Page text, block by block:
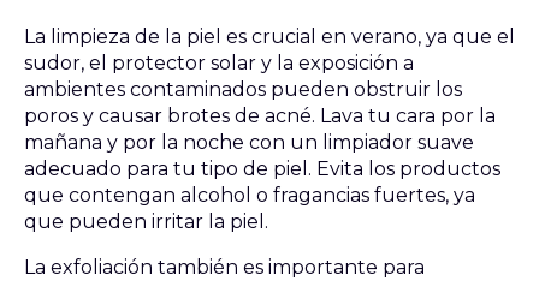
La limpieza de la piel es crucial en verano, ya que el
sudor, el protector solar y la exposición a
ambientes contaminados pueden obstruir los
poros y causar brotes de acné. Lava tu cara por la
mañana y por la noche con un limpiador suave
adecuado para tu tipo de piel. Evita los productos
que contengan alcohol o fragancias fuertes, ya
que pueden irritar la piel.
La exfoliación también es importante para